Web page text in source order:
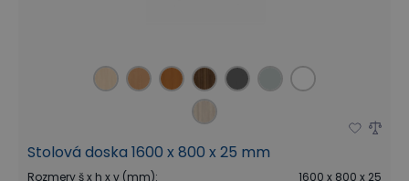
Stolová doska 1600 x 800 x 25 mm
Rozmery š x h x v (mm): 1600 x 800 x 25